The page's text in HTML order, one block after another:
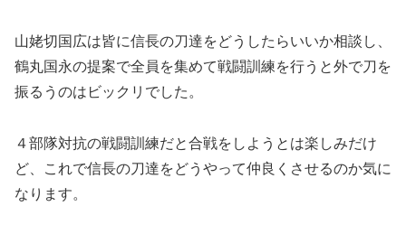
山姥切国広は皆に信長の刀達をどうしたらいいか相談し、
鶴丸国永の提案で全員を集めて戦闘訓練を行うと外で刀を
振るうのはビックリでした。
４部隊対抗の戦闘訓練だと合戦をしようとは楽しみだけ
ど、これで信長の刀達をどうやって仲良くさせるのか気に
なります。